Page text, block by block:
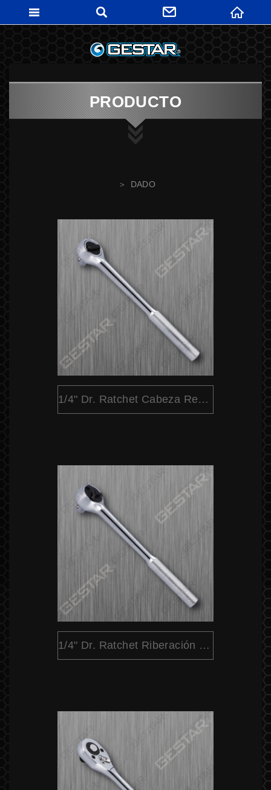
PRODUCTO
DADO
1/4" Dr. Ratchet Cabeza Redondo
1/4" Dr. Ratchet Riberación Rápida Cabeza Redondo